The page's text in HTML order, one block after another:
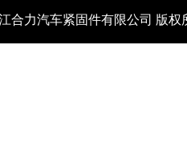
江合力汽车紧固件有限公司